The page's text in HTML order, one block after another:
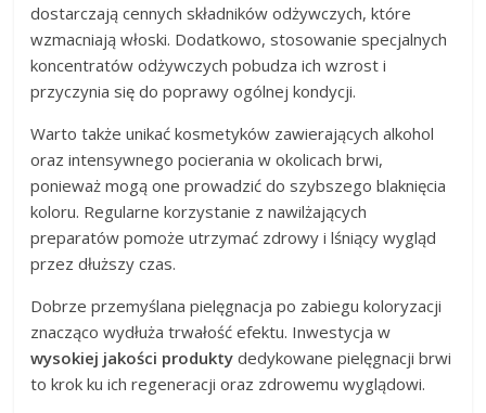
dostarczają cennych składników odżywczych, które
wzmacniają włoski. Dodatkowo, stosowanie specjalnych
koncentratów odżywczych pobudza ich wzrost i
przyczynia się do poprawy ogólnej kondycji.
Warto także unikać kosmetyków zawierających alkohol
oraz intensywnego pocierania w okolicach brwi,
ponieważ mogą one prowadzić do szybszego blaknięcia
koloru. Regularne korzystanie z nawilżających
preparatów pomoże utrzymać zdrowy i lśniący wygląd
przez dłuższy czas.
Dobrze przemyślana pielęgnacja po zabiegu koloryzacji
znacząco wydłuża trwałość efektu. Inwestycja w
wysokiej jakości produkty dedykowane pielęgnacji brwi
to krok ku ich regeneracji oraz zdrowemu wyglądowi.